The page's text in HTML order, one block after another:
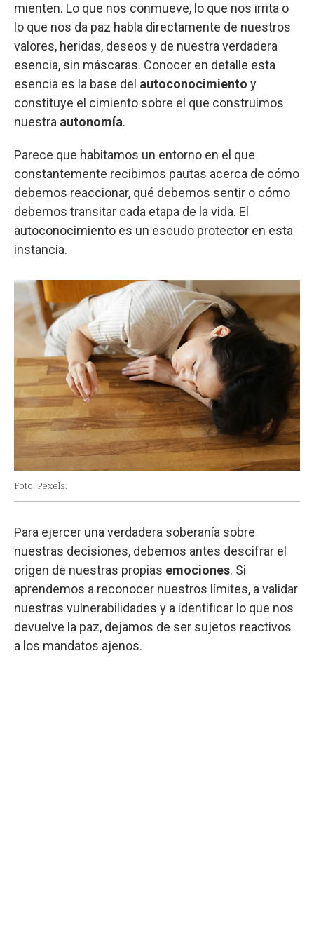
mienten. Lo que nos conmueve, lo que nos irrita o
lo que nos da paz habla directamente de nuestros
valores, heridas, deseos y de nuestra verdadera
esencia, sin máscaras. Conocer en detalle esta
esencia es la base del autoconocimiento y
constituye el cimiento sobre el que construimos
nuestra autonomía.
Parece que habitamos un entorno en el que
constantemente recibimos pautas acerca de cómo
debemos reaccionar, qué debemos sentir o cómo
debemos transitar cada etapa de la vida. El
autoconocimiento es un escudo protector en esta
instancia.
Foto: Pexels.
Para ejercer una verdadera soberanía sobre
nuestras decisiones, debemos antes descifrar el
origen de nuestras propias emociones. Si
aprendemos a reconocer nuestros límites, a validar
nuestras vulnerabilidades y a identificar lo que nos
devuelve la paz, dejamos de ser sujetos reactivos
a los mandatos ajenos.